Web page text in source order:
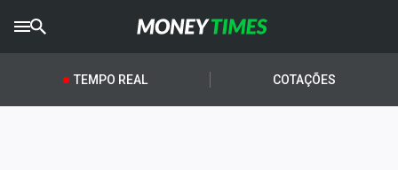
CRYPTOTIMES
AGROTIMES
TEMPO REAL COTAÇÕES